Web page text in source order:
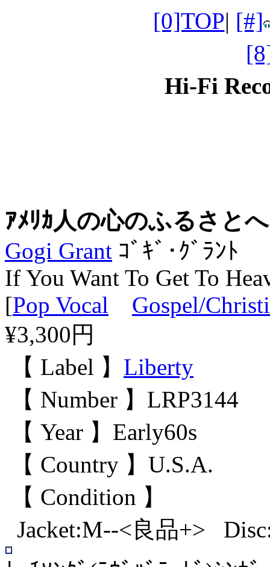
[0]TOP| [#]
Hi-Fi
ｱﾒﾘｶ人の心のふるさと
Gogi Grant ｺﾞｷﾞ･ｸﾞﾗﾝﾄ
If You Want To Get To
[Pop Vocal
Gospel/
¥3,300円
【 Label 】 Liberty
【 Number 】LRP3144
【 Year 】Early60s
【 Country 】U.S.A.
【 Condition 】
Jacket:M--<良品+>